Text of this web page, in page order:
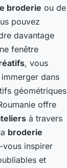
broderie ou de
pouvez
davantage
fenêtre
, vous
dans
géométriques
offre
à travers
broderie
vous inspirer
et